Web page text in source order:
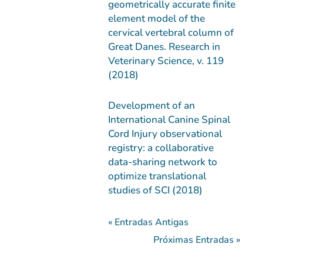
geometrically accurate finite
element model of the
cervical vertebral column of
Great Danes. Research in
Veterinary Science, v. 119
(2018)
Development of an
International Canine Spinal
Cord Injury observational
registry: a collaborative
data-sharing network to
optimize translational
studies of SCI (2018)
« Entradas Antigas
Próximas Entradas »